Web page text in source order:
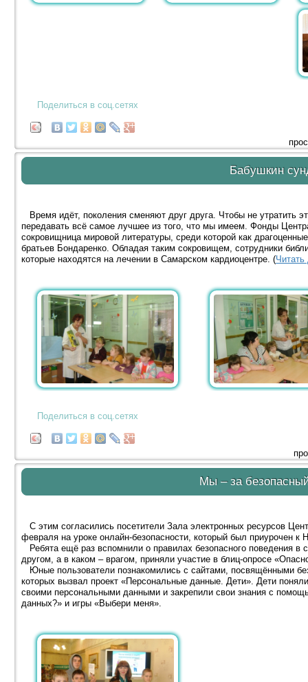
Поделиться в соц.сетях
Бабушкин
Время идёт, поколения сменяют друг друга. Чтобы не утратить
передавать всё самое лучшее из того, что мы имеем. Фонды
сокровищница мировой литературы, среди которой как
братьев Бондаренко. Обладая таким сокровищем, сотрудники
которые находятся на лечении в Самарском кардиоцентре. (
Поделиться в соц.сетях
Мы – за
С этим согласились посетители Зала электронных ресурсов
февраля на уроке онлайн-безопасности, который был приурочен к
Ребята ещё раз вспомнили о правилах безопасного поведения в
другом, а в каком – врагом, приняли участие в блиц-опросе
Юные пользователи познакомились с сайтами, посвящёнными
которых вызвал проект «Персональные данные. Дети». Дети
своими персональными данными и закрепили свои знания с
данных?» и игры «Выбери меня».